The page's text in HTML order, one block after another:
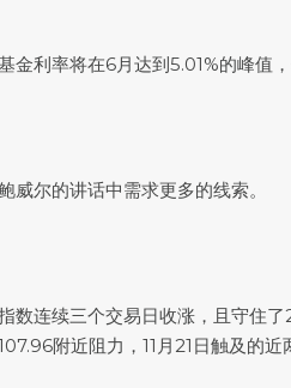
金利率将在6月达到5.01%的峰值
威尔的讲话中需求更多的线索。
数连续三个交易日收涨，且守住
附近阻力，11月21日触及的